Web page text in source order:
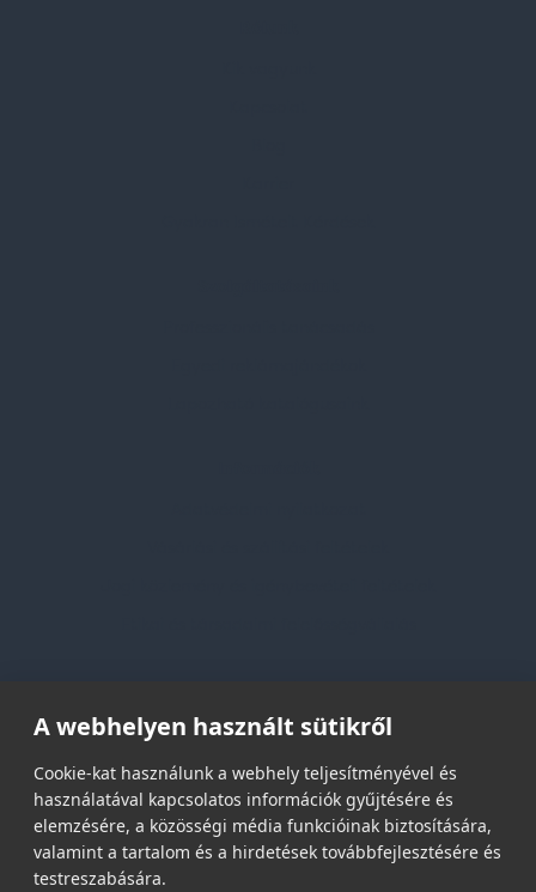
A webhelyen használt sütikről
Cookie-kat használunk a webhely teljesítményével és
használatával kapcsolatos információk gyűjtésére és
elemzésére, a közösségi média funkcióinak biztosítására,
valamint a tartalom és a hirdetések továbbfejlesztésére és
testreszabására.
Email címed:
elfogadom az adatvédelmi szabályzatot